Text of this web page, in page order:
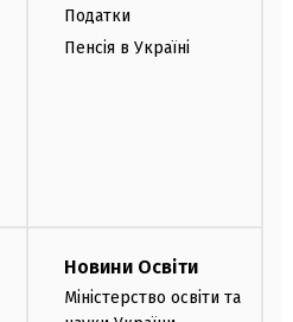
Податки
Пенсія в Україні
Новини Освіти
Міністерство освіти та